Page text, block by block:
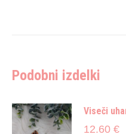
Podobni izdelki
Viseči
12.60 €